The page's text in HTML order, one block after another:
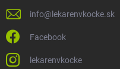
info@ lekarenvkocke.sk
Facebook
lekarenvkocke